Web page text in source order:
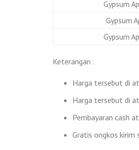
Gypsum
Gypsum
Gypsum
Keterangan :
Harga tersebut di
Harga tersebut di
Pembayaran cash
Gratis ongkos kirim